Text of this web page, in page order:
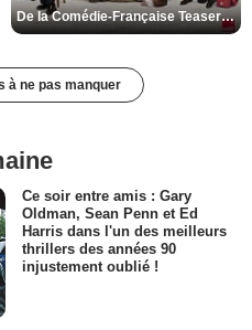
De la Comédie-Française Teaser VF
à ne pas manquer
Ce soir entre amis : Gary
Oldman, Sean Penn et Ed
Harris dans l'un des meilleurs
thrillers des années 90
injustement oublié !